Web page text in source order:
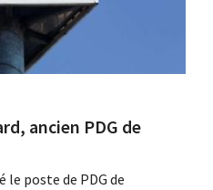
ancien PDG de
le poste de PDG de